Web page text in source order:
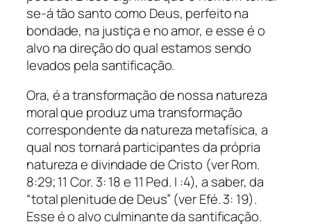
se-á tão santo como Deus, perfeito na
bondade, na justiça e no amor, e esse é o
alvo na direção do qual estamos sendo
levados pela santificação.
Ora, é a transformação de nossa natureza
moral que produz uma transformação
correspondente da natureza metafísica, a
qual nos tornará participantes da própria
natureza e divindade de Cristo (ver Rom.
8:29; 11 Cor. 3: 18 e 11 Ped. I :4), a saber, da
“total plenitude de Deus” (ver Efé. 3: 19).
Esse é o alvo culminante da santificação.